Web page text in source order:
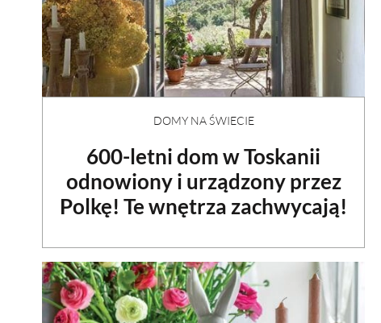
DOMY NA ŚWIECIE
600-letni dom w Toskanii
odnowiony i urządzony przez
Polkę! Te wnętrza zachwycają!